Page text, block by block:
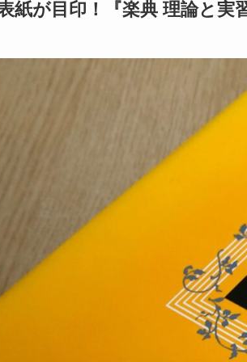
紙が目印！『楽典 理論と実